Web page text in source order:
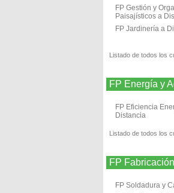
FP Gestión y
Paisajísticos a
FP Jardinería a
Listado de todos los
FP Energía y
FP Eficiencia
Distancia
Listado de todos los
FP
FP Soldadura y